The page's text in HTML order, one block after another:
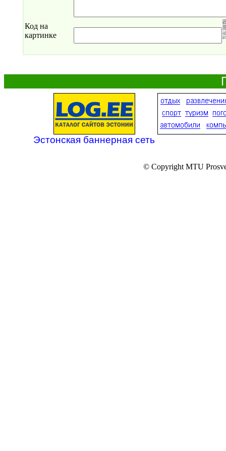
Код на
картинке
Эстонская баннерная сеть
© Copyright MTU